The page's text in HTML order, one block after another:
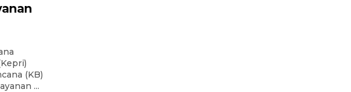
(KB)
...